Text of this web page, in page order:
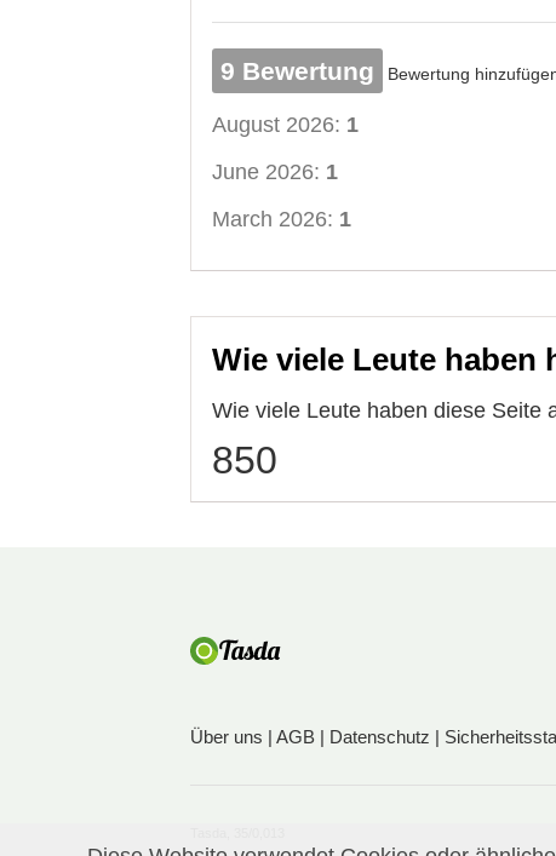
9 Bewertung Bewertung
August 2026: 1
June 2026: 1
March 2026: 1
Wie viele Leute haben
Wie viele Leute haben diese Seite
850
Über uns | AGB | Datenschutz |